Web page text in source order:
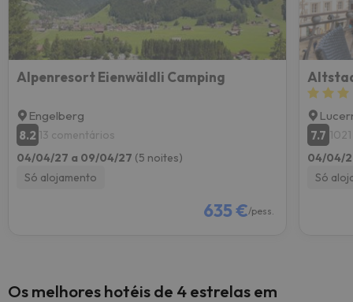
Alpenresort Eienwäldli Camping
Engelberg
8.2 13 comentários
04/04/27 a 09/04/27 (5 noites)
Só alojamento
635 €/pess.
7.7
04/04/
Só
Os melhores hotéis de 4 estrelas em